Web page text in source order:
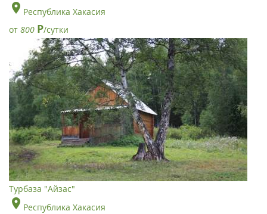
Республика Хакасия
от 800 Р/сутки
Турбаза "Айзас"
Республика Хакасия